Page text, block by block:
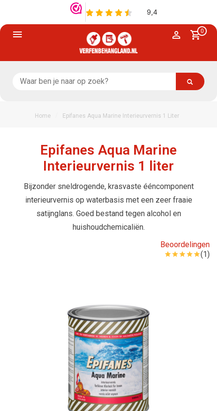
0
Home Epifanes Aqua Marine Interieurvernis 1 Liter
Epifanes Aqua Marine
Interieurvernis 1 liter
Bijzonder sneldrogende, krasvaste ééncomponent
interieurvernis op waterbasis met een zeer fraaie
satijnglans. Goed bestand tegen alcohol en
huishoudchemicaliën.
Beoordelingen
(1)